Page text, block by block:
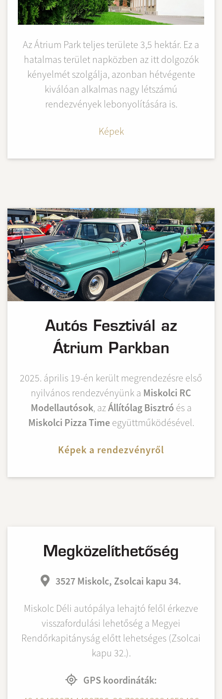
Az Átrium Park teljes területe 3,5 hektár. Ez a
hatalmas terület napközben az itt dolgozók
kényelmét szolgálja, azonban hétvégente
kiválóan alkalmas nagy létszámú
rendezvények lebonyolítására is.
Képek
Autós Fesztivál az
Átrium Parkban
2025. április 19-én került megrendezésre első
nyilvános rendezvényünk a Miskolci RC
Modellautósok, azÁllítólag Bisztró és a
Miskolci Pizza Timeegyüttműködésével.
Képek a rendezvényről
Megközelíthetőség
3527 Miskolc, Zsolcai kapu 34.
Miskolc Déli autópálya lehajtó felől érkezve
visszafordulási lehetőség a Megyei
Rendőrkapitányság előtt lehetséges (Zsolcai
kapu 32.).
GPS koordináták: